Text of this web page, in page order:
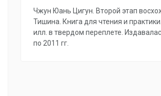
Чжун Юань Цигун. Второй этап
Тишина. Книга для чтения и
илл. в твердом переплете.
по 2011 гг.